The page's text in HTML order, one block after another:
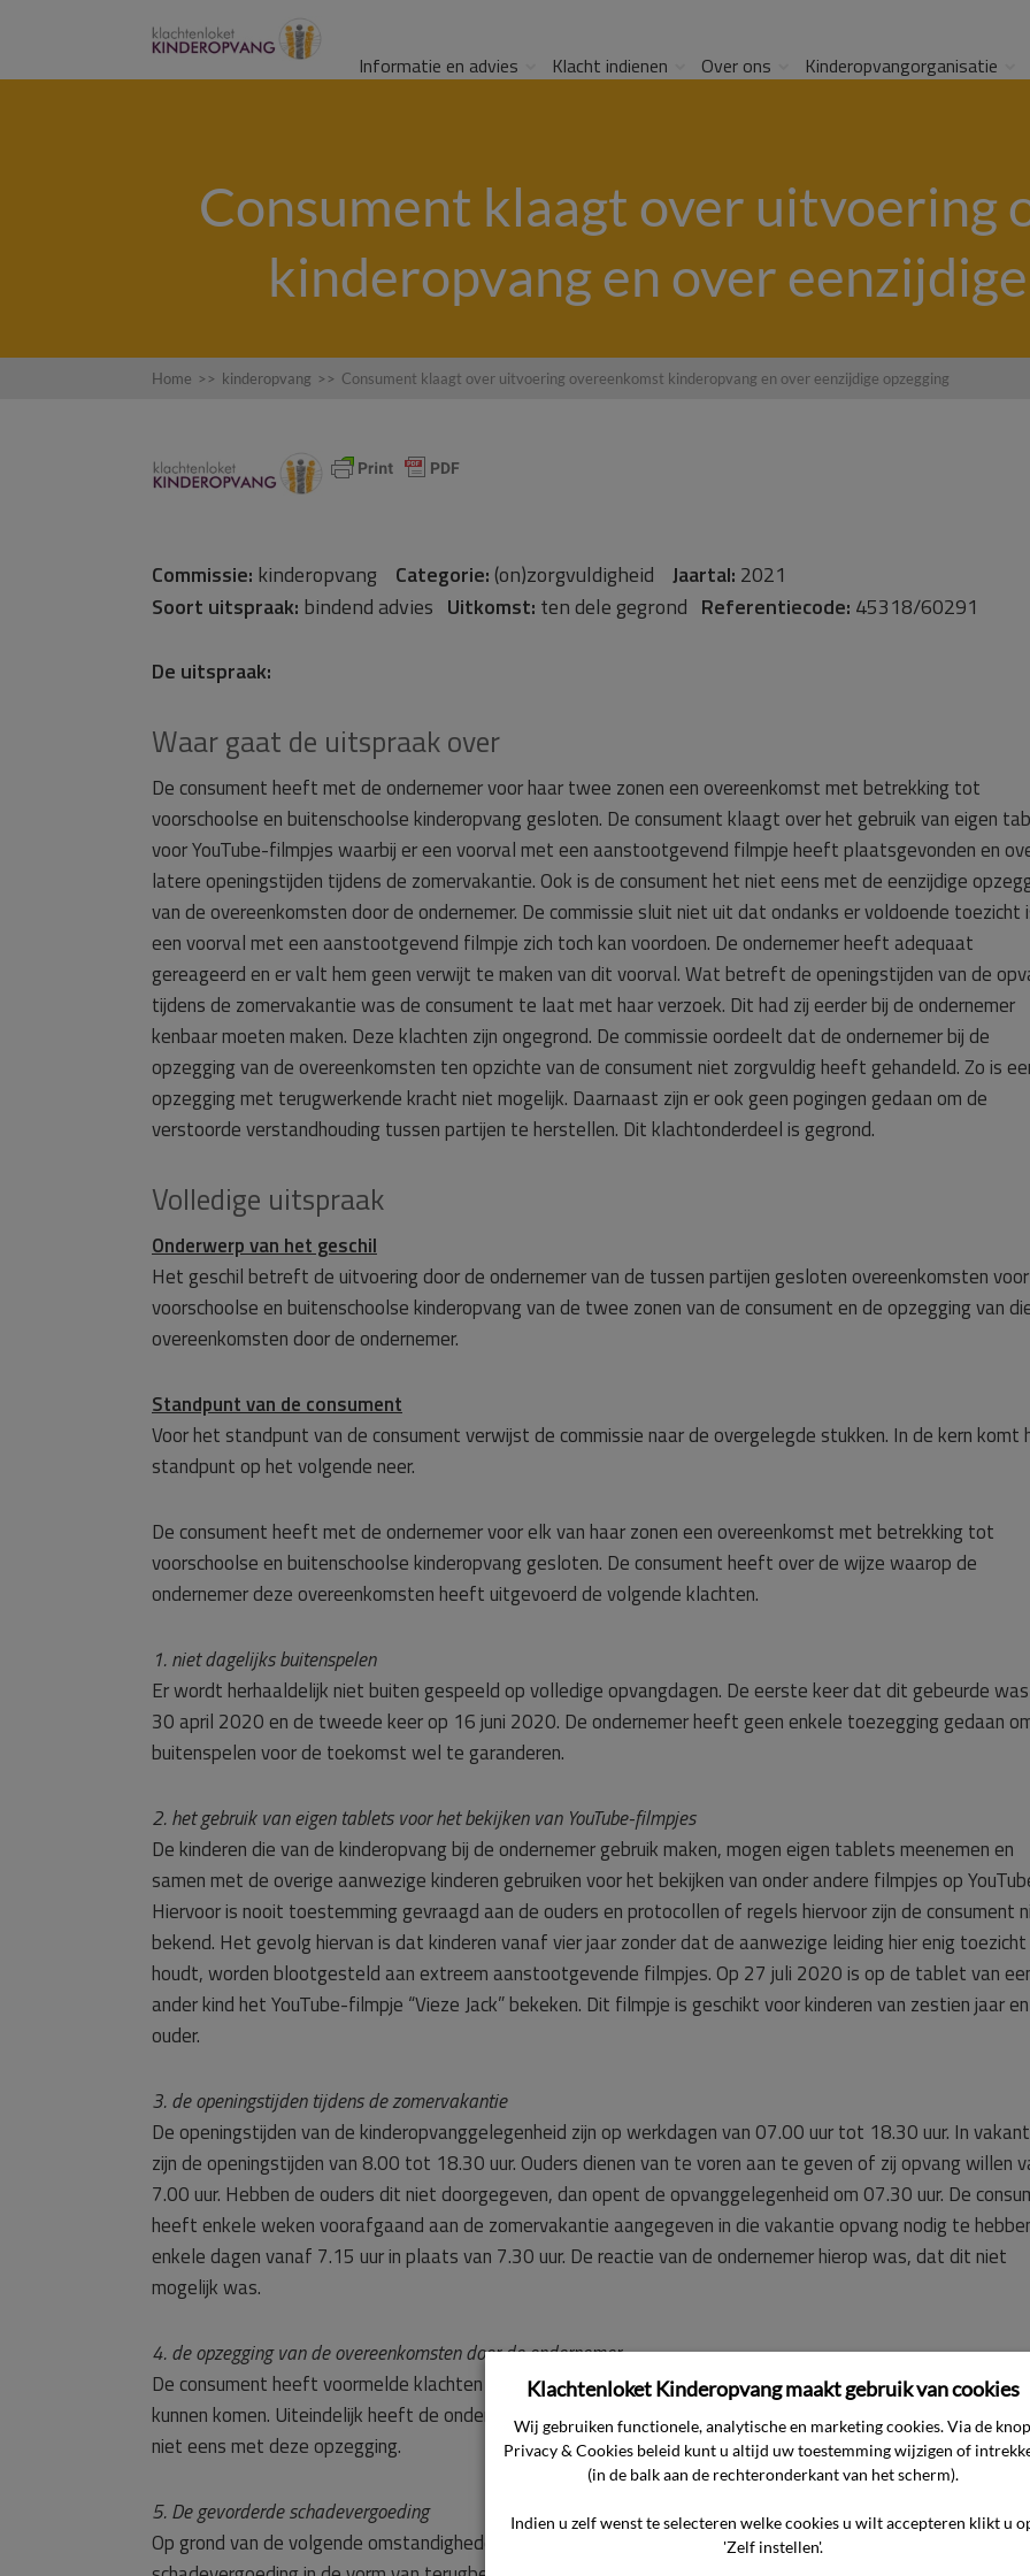
Informatie en advies Klacht indienen Over ons Kinderopvangorganisatie
Consument klaagt over uitvoering
kinderopvang en over
Home >> kinderopvang >> Consument klaagt over uitvoering overeenkomst kinderopvang en over eenzijdige opzegging
Commissie: kinderopvang Categorie:(on)zorgvuldigheid Jaartal: 2021
Soort uitspraak: bindend advies Uitkomst: ten dele gegrond Referentiecode: 45318/60291
De uitspraak:
Waar gaat de uitspraak over
De consument heeft met de ondernemer voor haar twee zonen een overeenkomst met betrekking tot
voorschoolse en buitenschoolse kinderopvang gesloten. De consument klaagt over het gebruik van eigen
voor YouTube-filmpjes waarbij er een voorval met een aanstootgevend filmpje heeft plaatsgevonden en
latere openingstijden tijdens de zomervakantie. Ook is de consument het niet eens met de eenzijdige
van de overeenkomsten door de ondernemer. De commissie sluit niet uit dat ondanks er voldoende toezicht
een voorval met een aanstootgevend filmpje zich toch kan voordoen. De ondernemer heeft adequaat
gereageerd en er valt hem geen verwijt te maken van dit voorval. Wat betreft de openingstijden van de
tijdens de zomervakantie was de consument te laat met haar verzoek. Dit had zij eerder bij de ondernemer
kenbaar moeten maken. Deze klachten zijn ongegrond. De commissie oordeelt dat de ondernemer bij de
opzegging van de overeenkomsten ten opzichte van de consument niet zorgvuldig heeft gehandeld. Zo is
opzegging met terugwerkende kracht niet mogelijk. Daarnaast zijn er ook geen pogingen gedaan om de
verstoorde verstandhouding tussen partijen te herstellen. Dit klachtonderdeel is gegrond.
Volledige uitspraak
Onderwerp van het geschil
Het geschil betreft de uitvoering door de ondernemer van de tussen partijen gesloten overeenkomsten voor
voorschoolse en buitenschoolse kinderopvang van de twee zonen van de consument en de opzegging van
overeenkomsten door de ondernemer.
Standpunt van de consument
Voor het standpunt van de consument verwijst de commissie naar de overgelegde stukken. In de kern komt
standpunt op het volgende neer.
De consument heeft met de ondernemer voor elk van haar zonen een overeenkomst met betrekking tot
voorschoolse en buitenschoolse kinderopvang gesloten. De consument heeft over de wijze waarop de
ondernemer deze overeenkomsten heeft uitgevoerd de volgende klachten.
1. niet dagelijks buitenspelen
Er wordt herhaaldelijk niet buiten gespeeld op volledige opvangdagen. De eerste keer dat dit gebeurde
30 april 2020 en de tweede keer op 16 juni 2020. De ondernemer heeft geen enkele toezegging gedaan
buitenspelen voor de toekomst wel te garanderen.
2. het gebruik van eigen tablets voor het bekijken van YouTube-filmpjes
De kinderen die van de kinderopvang bij de ondernemer gebruik maken, mogen eigen tablets meenemen en
samen met de overige aanwezige kinderen gebruiken voor het bekijken van onder andere filmpjes op
Hiervoor is nooit toestemming gevraagd aan de ouders en protocollen of regels hiervoor zijn de consument
bekend. Het gevolg hiervan is dat kinderen vanaf vier jaar zonder dat de aanwezige leiding hier enig
houdt, worden blootgesteld aan extreem aanstootgevende filmpjes. Op 27 juli 2020 is op de tablet van
ander kind het YouTube-filmpje “Vieze Jack” bekeken. Dit filmpje is geschikt voor kinderen van zestien jaar en
ouder.
3. de openingstijden tijdens de zomervakantie
De openingstijden van de kinderopvanggelegenheid zijn op werkdagen van 07.00 uur tot 18.30 uur. In
zijn de openingstijden van 8.00 tot 18.30 uur. Ouders dienen van te voren aan te geven of zij opvang willen
7.00 uur. Hebben de ouders dit niet doorgegeven, dan opent de opvanggelegenheid om 07.30 uur. De
heeft enkele weken voorafgaand aan de zomervakantie aangegeven in die vakantie opvang nodig te
enkele dagen vanaf 7.15 uur in plaats van 7.30 uur. De reactie van de ondernemer hierop was, dat dit niet
mogelijk was.
4. de opzegging van de overeenkomsten door de ondernemer
De consument heeft voormelde klachten met de ondernemer besproken maar partijen zijn niet tot een
kunnen komen. Uiteindelijk heeft de ondernemer eenzijdig de overeenkomsten opgezegd. De consument is het
niet eens met deze opzegging.
5. De gevorderde schadevergoeding
Op grond van de volgende omstandigheden wil de consument van de ondernemer een materiële en
Klachtenloket Kinderopvang maakt gebruik van cookies
Wij gebruiken functionele, analytische en marketing cookies. Via de knop
Privacy & Cookies beleid kunt u altijd uw toestemming wijzigen of
(in de balk aan de rechteronderkant van het scherm).
Indien u zelf wenst te selecteren welke cookies u wilt accepteren klikt u
'Zelf instellen'.